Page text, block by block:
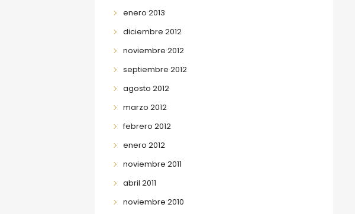
enero 2013
diciembre 2012
noviembre 2012
septiembre 2012
agosto 2012
marzo 2012
febrero 2012
enero 2012
noviembre 2011
abril 2011
noviembre 2010